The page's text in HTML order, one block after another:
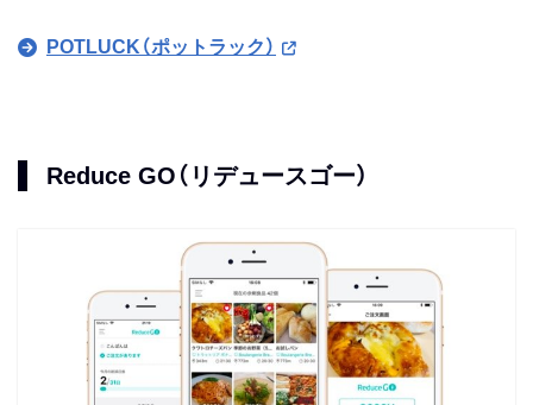
POTLUCK（ポットラック）
Reduce GO（リデュースゴー）